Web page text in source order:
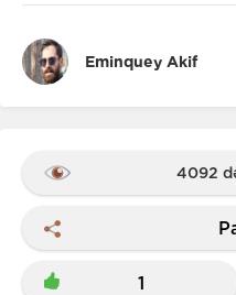
Eminquey Akif
4092
1